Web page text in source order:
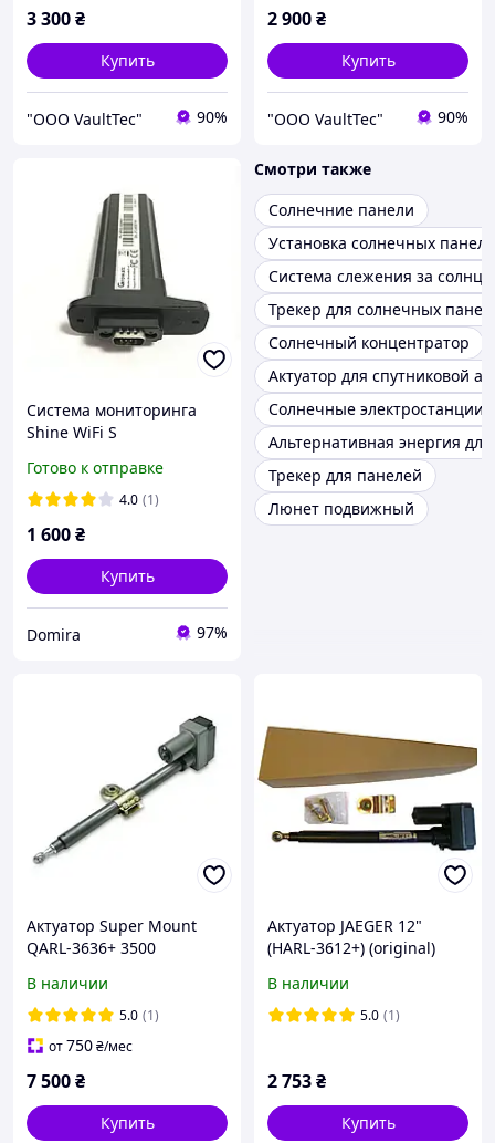
3 300₴
Купить
"ООО VaultTec" 90%
2 900₴
Купить
"ООО VaultTec" 90%
Система мониторинга
Shine WiFi S
Готово к отправке
4.0 (1)
1 600₴
Купить
Domira 97%
Смотри также
Солнечние панели
Установка солнечных
Система слежения за
Трекер для солнечных
Солнечный концентратор
Актуатор для спутниковой
Солнечные электростанции
Альтернативная энергия
Трекер для панелей
Люнет подвижный
Актуатор Super Mount
QARL-3636+ 3500
В наличии
5.0 (1)
от750₴/мес
7 500₴
Купить
Актуатор JAEGER 12"
(HARL-3612+) (original)
В наличии
5.0 (1)
2 753₴
Купить